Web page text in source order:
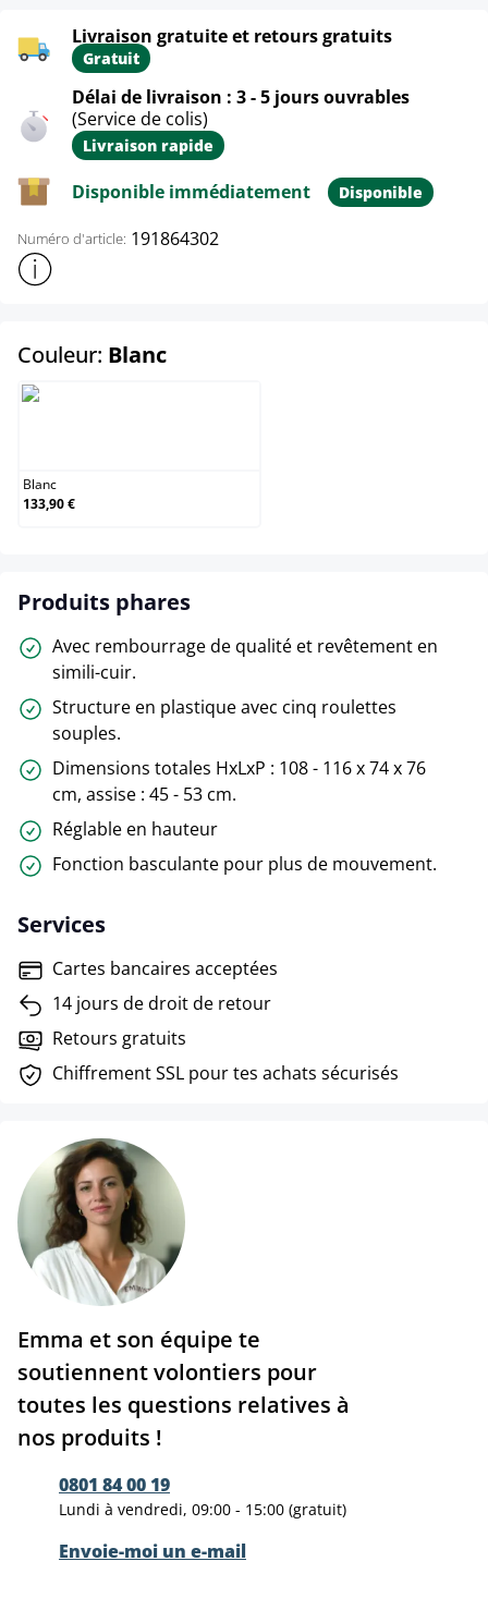
Livraison gratuite et retours gratuits
Gratuit
Délai de livraison : 3 - 5 jours ouvrables
(Service de colis)
Livraison rapide
Disponible immédiatement Disponible
Numéro d'article: 191864302
Afficher plus d'informations sur le produit
Couleur: Blancselect
Blanc
133,90 €
Produits phares
Avec rembourrage de qualité et revêtement en
simili-cuir.
Structure en plastique avec cinq roulettes
souples.
Dimensions totales HxLxP : 108 - 116 x 74 x 76
cm, assise : 45 - 53 cm.
Réglable en hauteur
Fonction basculante pour plus de mouvement.
Services
Cartes bancaires acceptées
14 jours de droit de retour
Retours gratuits
Chiffrement SSL pour tes achats sécurisés
Emma et son équipe te
soutiennent volontiers pour
toutes les questions relatives à
nos produits !
0801 84 00 19
Lundi à vendredi, 09:00 - 15:00 (gratuit)
Envoie-moi un e-mail